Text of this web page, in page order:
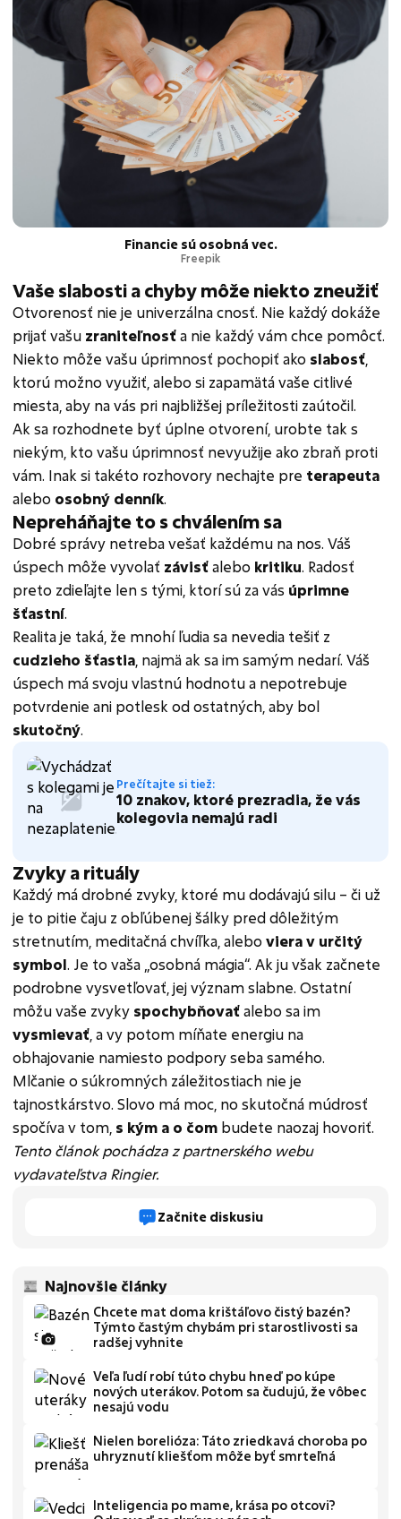
Financie sú osobná vec.
Freepik
Vaše slabosti a chyby môže niekto zneužiť
Otvorenosť nie je univerzálna cnosť. Nie každý dokáže
prijať vašu zraniteľnosťa nie každý vám chce pomôcť.
Niekto môže vašu úprimnosť pochopiť ako slabosť
ktorú možno využiť, alebo si zapamätá vaše citlivé
miesta, aby na vás pri najbližšej príležitosti zaútočil.
Ak sa rozhodnete byť úplne otvorení, urobte tak s
niekým, kto vašu úprimnosť nevyužije ako zbraň proti
vám. Inak si takéto rozhovory nechajte pre terapeuta
alebo osobný denník.
Nepreháňajte to s chválením sa
Dobré správy netreba vešať každému na nos. Váš
úspech môže vyvolať závisťalebo kritiku. Radosť
preto zdieľajte len s tými, ktorí sú za vás úprimne
šťastní.
Realita je taká, že mnohí ľudia sa nevedia tešiť z
cudzieho šťastia , najmä ak sa im samým nedarí. Váš
úspech má svoju vlastnú hodnotu a nepotrebuje
potvrdenie ani potlesk od ostatných, aby bol
skutočný.
Prečítajte si tiež:
10 znakov, ktoré prezradia, že vás
kolegovia nemajú radi
Zvyky a rituály
Každý má drobné zvyky, ktoré mu dodávajú silu – či už
je to pitie čaju z obľúbenej šálky pred dôležitým
stretnutím, meditačná chvíľka, aleboviera v určitý
symbol. Je to vaša „osobná mágia“. Ak ju však začnete
podrobne vysvetľovať, jej význam slabne. Ostatní
môžu vaše zvyky spochybňovaťalebo sa im
vysmievať , a vy potom míňate energiu na
obhajovanie namiesto podpory seba samého.
Mlčanie o súkromných záležitostiach nie je
tajnostkárstvo. Slovo má moc, no skutočná múdrosť
spočíva v tom, s kým a o čom budete naozaj hovoriť.
Tento článok pochádza z partnerského webu
vydavateľstva Ringier.
Začnite diskusiu
Najnovšie články
Chcete mat doma krištáľovo čistý bazén?
Týmto častým chybám pri starostlivosti sa
radšej vyhnite
Veľa ľudí robí túto chybu hneď po kúpe
nových uterákov. Potom sa čudujú, že vôbec
nesajú vodu
Nielen borelióza: Táto zriedkavá choroba po
uhryznutí kliešťom môže byť smrteľná
Inteligencia po mame, krása po otcovi?